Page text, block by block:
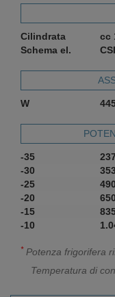
Cilindrata
cc
Schema el.
W
-35
237
-30
353
-25
490
-20
650
-15
-10
* Potenza frigorifera
Temperatura di